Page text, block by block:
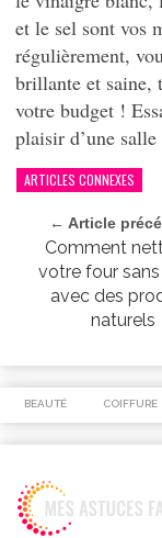
et le sel sont vos
régulièrement,
brillante et saine,
votre budget !
plaisir d’une
ARTICLES CONNEXES
← Article
Comment
votre four
avec des
naturels
BEAUTÉ COIFFURE